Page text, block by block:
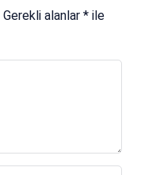
Gerekli alanlar * ile